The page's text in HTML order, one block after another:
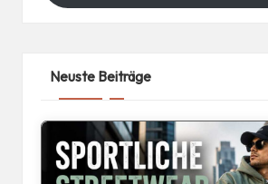
Neuste Beiträge